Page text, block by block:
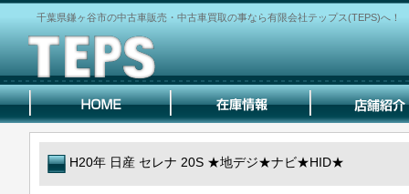
千葉県鎌ヶ谷市の中古車販売・中古車買取の事なら有限会社テップス(TEPS)へ！
H20年 日産 セレナ 20S ★地デジ★ナビ★HID★